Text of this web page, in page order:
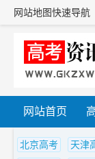
网站地图快速导航
网站首页
北京高考 天津